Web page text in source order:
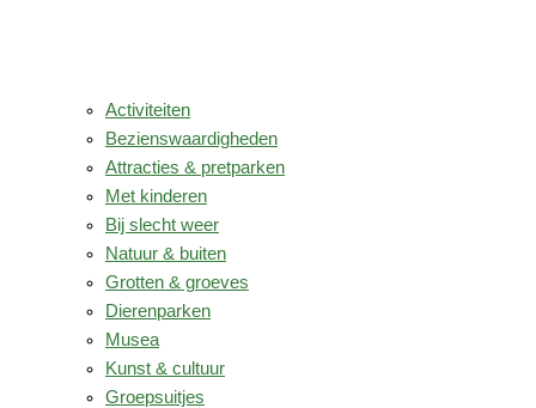
Activiteiten
Bezienswaardigheden
Attracties & pretparken
Met kinderen
Bij slecht weer
Natuur & buiten
Grotten & groeves
Dierenparken
Musea
Kunst & cultuur
Groepsuitjes